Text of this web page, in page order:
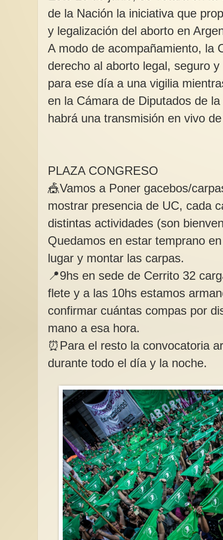
de la Nación la iniciativa que
y legalización del aborto en
A modo de acompañamiento, la
derecho al aborto legal, seguro
para ese día a una vigilia
en la Cámara de Diputados de
habrá una transmisión en vivo
PLAZA CONGRESO
🎪Vamos a Poner gacebos/
mostrar presencia de UC, cada
distintas actividades (son
Quedamos en estar temprano
lugar y montar las carpas.
📍9hs en sede de Cerrito 32
flete y a las 10hs estamos
confirmar cuántas compas por
mano a esa hora.
⏰Para el resto la convocatoria
durante todo el día y la noche.
Octubre: un mes de
esperanza femenina
Octubre nos invita
colectivamente a